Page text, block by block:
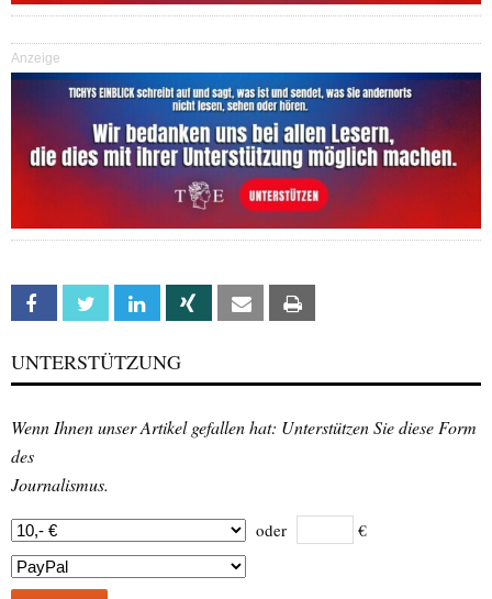
Anzeige
Facebook Twitter Linkedin Xing Email
UNTERSTÜTZUNG
Wenn Ihnen unser Artikel gefallen hat: Unterstützen Sie diese Form
des
Journalismus.
oder €